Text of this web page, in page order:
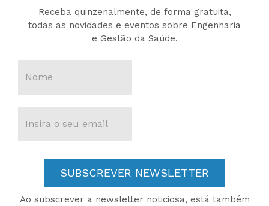
Receba quinzenalmente, de forma gratuita,
todas as novidades e eventos sobre Engenharia
e Gestão da Saúde.
SUBSCREVER NEWSLETTER
Ao subscrever a newsletter noticiosa, está também